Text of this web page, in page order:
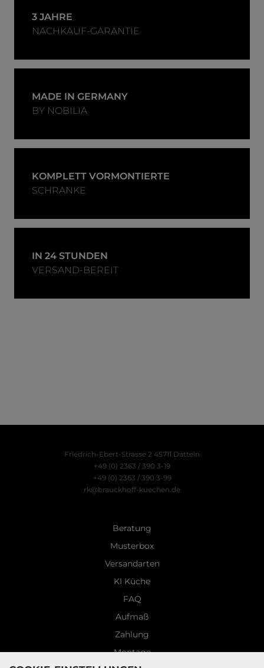
3 JAHRE
NACHKAUF-GARANTIE
MADE IN GERMANY
BY NOBILIA
KOMPLETT VORMONTIERTE
SCHRANKE
IN 24 STUNDEN
VERSAND-BEREIT
Friedrich-Ebert-Strasse 2 45711 Datteln
+49 (0) 2363 / 390 3-19
+49 (0) 2363 / 390 3-99
rk@brauckhoff-kuechen.de
Beratung
Musterbox
Versandarten
KI Küche
FAQ
Aufmaß
Zahlung
Montage